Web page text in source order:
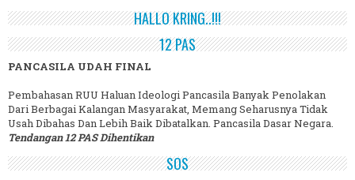
HALLO KRING..!!!
12 PAS
PANCASILA UDAH FINAL
Pembahasan RUU Haluan Ideologi Pancasila Banyak Penolakan
Dari Berbagai Kalangan Masyarakat, Memang Seharusnya Tidak
Usah Dibahas Dan Lebih Baik Dibatalkan. Pancasila Dasar Negara.
Tendangan 12 PAS Dihentikan
SOS